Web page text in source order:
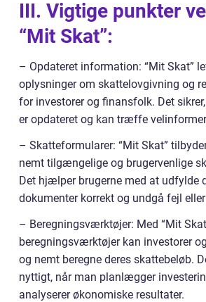
III. Vigtige punkter
“Mit Skat”:
– Opdateret information: “Mit Skat”
oplysninger om skattelovgivning og
for investorer og finansfolk. Det
er opdateret og kan træffe
– Skatteformularer: “Mit Skat”
nemt tilgængelige og brugervenlige
Det hjælper brugerne med at udfylde
dokumenter korrekt og undgå fejl
– Beregningsværktøjer: Med “Mit
beregningsværktøjer kan investorer
og nemt beregne deres skattebeløb.
nyttigt, når man planlægger
analyserer økonomiske resultater.